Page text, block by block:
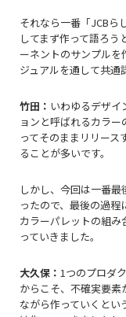
それなら一番「JCBら
してまず作って語ろ
ーネントのサンプル
ジュアルを通して共通
竹田： いわゆるデザ
ョンと呼ばれるカラ
ってそのままリリー
ることが多いです。
しかし、今回は一番
ったので、最後の過程
カラーパレットの組
っていきました。
大久保： 1つのプロダ
からこそ、不確実要素
ながら作っていくと